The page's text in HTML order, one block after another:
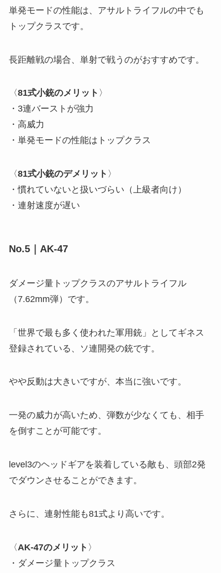
単発モードの性能は、アサルトライフルの中でも
トップクラスです。
長距離戦の場合、単射で戦うのがおすすめです。
〈81式小銃のメリット 〉
・3連バーストが強力
・高威力
・単発モードの性能はトップクラス
〈81式小銃のデメリット 〉
・慣れていないと扱いづらい（上級者向け）
・連射速度が遅い
No.5｜AK-47
ダメージ量トップクラスのアサルトライフル
（7.62mm弾）です。
「世界で最も多く使われた軍用銃」としてギネス
登録されている、ソ連開発の銃です。
やや反動は大きいですが、本当に強いです。
一発の威力が高いため、弾数が少なくても、相手
を倒すことが可能です。
level3のヘッドギアを装着している敵も、頭部2発
でダウンさせることができます。
さらに、連射性能も81式より高いです。
〈AK-47のメリット 〉
・ダメージ量トップクラス